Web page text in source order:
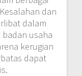
dan
dalam
usaha
kerugian
dapat